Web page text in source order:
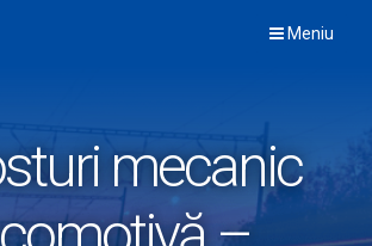
Meniu
mecanic